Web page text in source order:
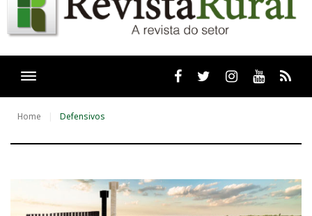
Facebooktwitter Instagram
Youtube
Home Defensivos